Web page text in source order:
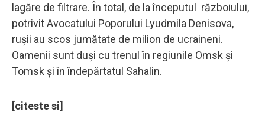
lagăre de filtrare. În total, de la începutul războiului,
potrivit Avocatului Poporului Lyudmila Denisova,
rușii au scos jumătate de milion de ucraineni.
Oamenii sunt duși cu trenul în regiunile Omsk și
Tomsk și în îndepărtatul Sahalin.
[citeste si]